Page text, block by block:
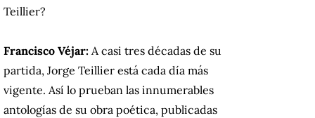
Teillier?
Francisco Véjar: A casi tres décadas de su
partida, Jorge Teillier está cada día más
vigente. Así lo prueban las innumerables
antologías de su obra poética, publicadas